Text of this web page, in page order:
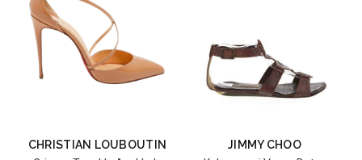
CHRISTIAN LOUBOUTIN
JIMMY CHOO